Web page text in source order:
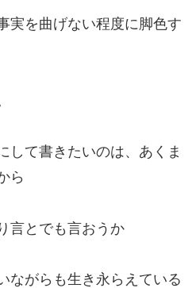
実を曲げない程度に脚色す
して書きたいのは、あくま
ら
言とでも言おうか
ながらも生き永らえている